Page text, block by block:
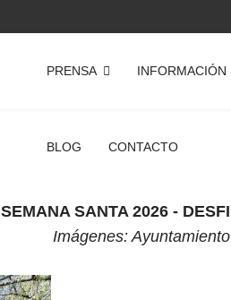
PRENSA INFORMACIÓN
BLOG CONTACTO
SEMANA SANTA 2026 -
Imágenes: